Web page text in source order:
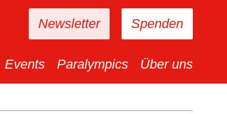
Spenden
Newsletter
Events Paralympics Über uns